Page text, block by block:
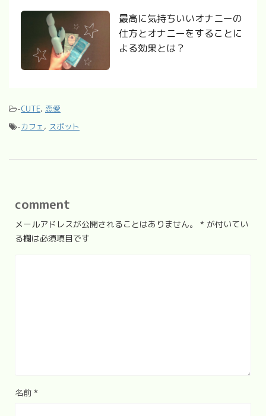
最高に気持ちいいオナニーの
仕方とオナニーをすることに
よる効果とは？
-CUTE, 恋愛
-カフェ , スポット
comment
メールアドレスが公開されることはありません。 * が付いてい
る欄は必須項目です
名前 *